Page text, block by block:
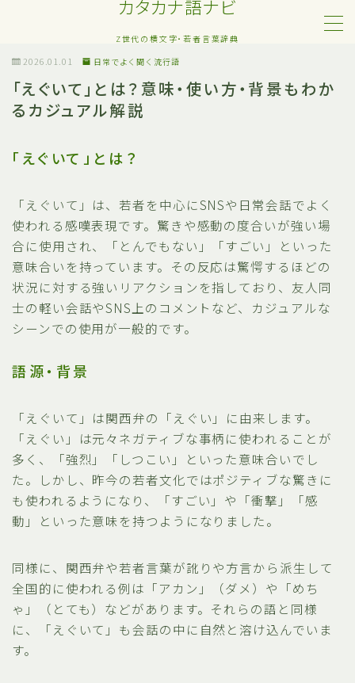
カタカナ語ナビ
Z世代の横文字・若者言葉辞典
MENU
Z世代・若者カタカナ語
ネット・SNS用語
日常でよく聞く流行語
略語・造語
2026.01.01 日常でよく聞く流行語
「えぐいて」とは？意味・使い方・背景もわか
るカジュアル解説
「えぐいて」とは？
「えぐいて」は、若者を中心にSNSや日常会話でよく
使われる感嘆表現です。驚きや感動の度合いが強い場
合に使用され、「とんでもない」「すごい」といった
意味合いを持っています。その反応は驚愕するほどの
状況に対する強いリアクションを指しており、友人同
士の軽い会話やSNS上のコメントなど、カジュアルな
シーンでの使用が一般的です。
語源・背景
「えぐいて」は関西弁の「えぐい」に由来します。
「えぐい」は元々ネガティブな事柄に使われることが
多く、「強烈」「しつこい」といった意味合いでし
た。しかし、昨今の若者文化ではポジティブな驚きに
も使われるようになり、「すごい」や「衝撃」「感
動」といった意味を持つようになりました。
同様に、関西弁や若者言葉が訛りや方言から派生して
全国的に使われる例は「アカン」（ダメ）や「めち
ゃ」（とても）などがあります。それらの語と同様
に、「えぐいて」も会話の中に自然と溶け込んでいま
す。